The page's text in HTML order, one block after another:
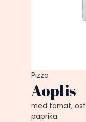
Pizza
Aoplis
med tomat,
paprika.